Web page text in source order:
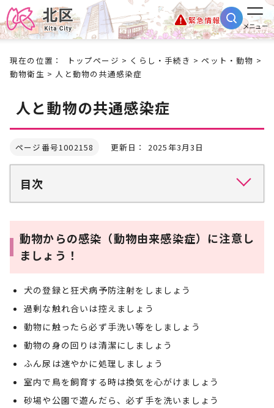
緊急情報
メニュー
現在の位置： トップページ > くらし・手続き >ペット・動物 >
動物衛生 > 人と動物の共通感染症
人と動物の共通感染症
ページ番号1002158 更新日： 2025年3月3日
目次
動物からの感染（動物由来感染症）に注意し
ましょう！
犬の登録と狂犬病予防注射をしましょう
過剰な触れ合いは控えましょう
動物に触ったら必ず手洗い等をしましょう
動物の身の回りは清潔にしましょう
ふん尿は速やかに処理しましょう
室内で鳥を飼育する時は換気を心がけましょう
砂場や公園で遊んだら、必ず手を洗いましょう